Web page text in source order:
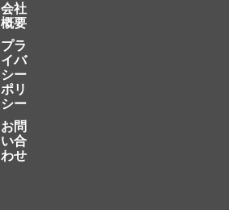
会社
概要
プラ
イバ
シー
ポリ
シー
お問
い合
わせ